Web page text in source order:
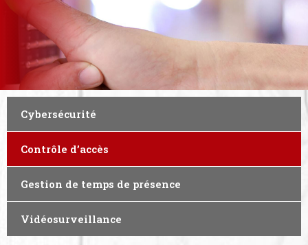
Cybersécurité
Contrôle d’accès
Gestion de temps de présence
Vidéosurveillance